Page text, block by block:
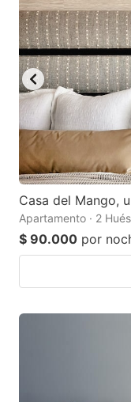
Casa del Mango,
Apartamento · 2
$ 90.000 por